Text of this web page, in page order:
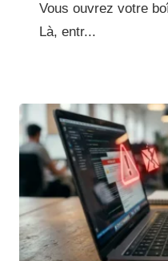
Vous ouvrez votre
Là, entr...